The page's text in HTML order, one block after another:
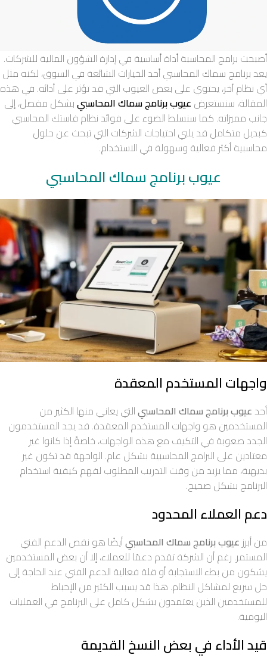
أصبحت برامج المحاسبة أداة أساسية في إدارة الشؤون المالية للشركات.
يعد برنامج سماك المحاسبي أحد الخيارات الشائعة في السوق، لكنه مثل
أي نظام آخر، يحتوي على بعض العيوب التي قد تؤثر على أدائه. في هذه
المقالة، سنستعرض عيوب برنامج سماك المحاسبيبشكل مفصل، إلى
جانب مميزاته. كما سنسلط الضوء على فوائد نظام فاستك المحاسبي
كبديل متكامل قد يلبي احتياجات الشركات التي تبحث عن حلول
محاسبية أكثر فعالية وسهولة في الاستخدام.
عيوب برنامج سماك المحاسبي
واجهات المستخدم المعقدة
أحدعيوب برنامج سماك المحاسبيالتي يعاني منها الكثير من
المستخدمين هو واجهات المستخدم المعقدة. قد يجد المستخدمون
الجدد صعوبة في التكيف مع هذه الواجهات، خاصةً إذا كانوا غير
معتادين على البرامج المحاسبية بشكل عام. الواجهة قد تكون غير
بديهية، مما يزيد من وقت التدريب المطلوب لفهم كيفية استخدام
البرنامج بشكل صحيح.
دعم العملاء المحدود
من أبرز عيوب برنامج سماك المحاسبيأيضًا هو نقص الدعم الفني
المستمر. رغم أن الشركة تقدم دعمًا للعملاء، إلا أن بعض المستخدمين
يشكون من بطء الاستجابة أو قلة فعالية الدعم الفني عند الحاجة إلى
حل سريع لمشاكل النظام. هذا قد يسبب الكثير من الإحباط
للمستخدمين الذين يعتمدون بشكل كامل على البرنامج في العمليات
اليومية.
قيد الأداء في بعض النسخ القديمة